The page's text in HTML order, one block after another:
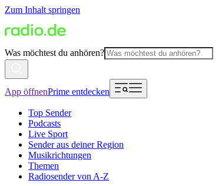
Zum Inhalt springen
Was möchtest du anhören?
App öffnenPrime entdecken
Top Sender
Podcasts
Live Sport
Sender aus deiner Region
Musikrichtungen
Themen
Radiosender von A-Z